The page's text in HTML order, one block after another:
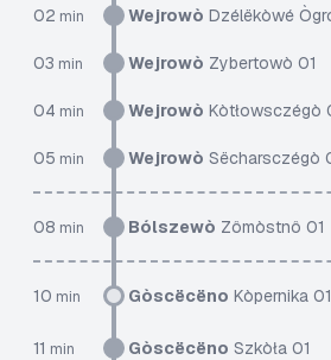
02 min Wejrowò Dzélëkòwé
03 min Wejrowò Zybertowò 01
04 min Wejrowò Kòtłowsczégò
05 min Wejrowò Sëcharsczégò
08 min Bólszewò Zômòstnô 01
10 min Gòscëcëno Kòpernika 01
11 min Gòscëcëno Szkòła 01